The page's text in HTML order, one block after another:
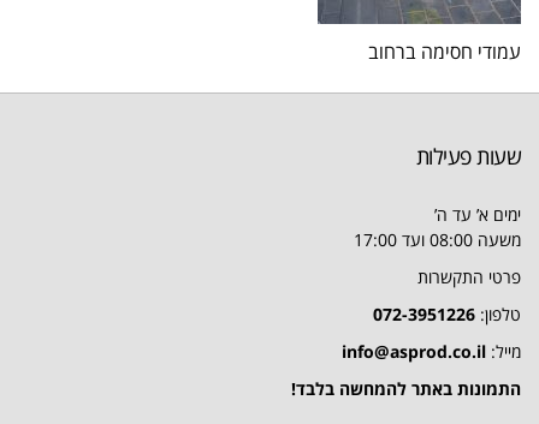
עמודי חסימה ברחוב
שעות פעילות
ימים א’ עד ה’
משעה 08:00 ועד 17:00
פרטי התקשרות
טלפון: 072-3951226
מייל: info@asprod.co.il
התמונות באתר להמחשה בלבד!